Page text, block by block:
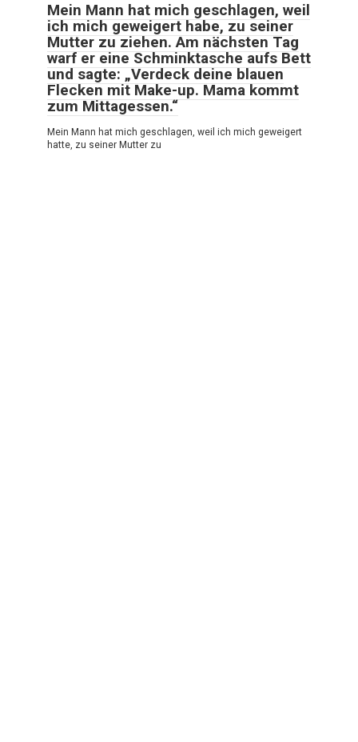
Mein Mann hat mich geschlagen, weil
ich mich geweigert habe, zu seiner
Mutter zu ziehen. Am nächsten Tag
warf er eine Schminktasche aufs Bett
und sagte: „Verdeck deine blauen
Flecken mit Make-up. Mama kommt
zum Mittagessen.“
Mein Mann hat mich geschlagen, weil ich mich geweigert
hatte, zu seiner Mutter zu